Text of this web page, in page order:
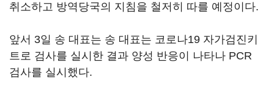
취소하고 방역당국의 지침을 철저히 따를 예정이다.
앞서 3일 송 대표는 송 대표는 코로나19 자가검진키
트로 검사를 실시한 결과 양성 반응이 나타나 PCR
검사를 실시했다.